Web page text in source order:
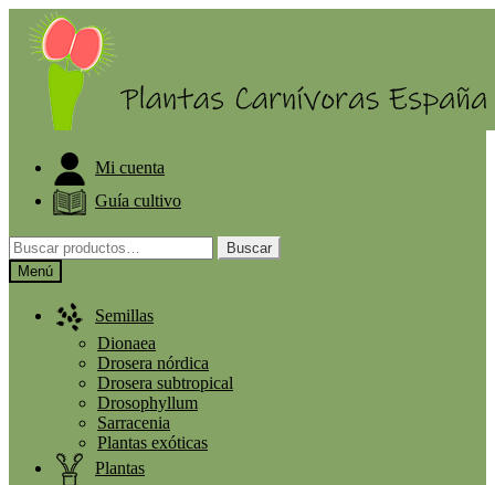
Mi cuenta
Guía cultivo
Buscar
Menú
Semillas
Dionaea
Drosera nórdica
Drosera subtropical
Drosophyllum
Sarracenia
Plantas exóticas
Plantas
ELIGE PLANTA GRATIS A PARTIR DE 30€